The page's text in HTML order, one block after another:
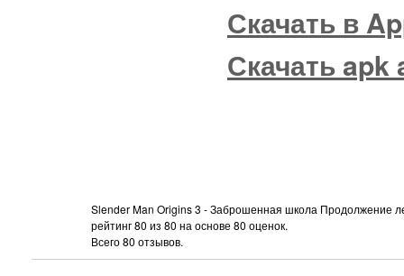
Скачать в
Скачать apk
Slender Man Origins 3 - Заброшенная школа Продолжение
рейтинг80 из 80 на основе 80 оценок.
Всего80 отзывов.